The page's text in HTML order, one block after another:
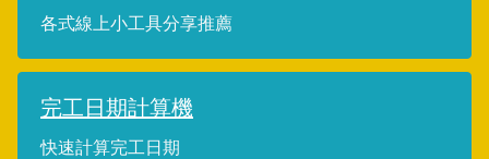
各式線上小工具分享推薦
完工日期計算機
快速計算完工日期